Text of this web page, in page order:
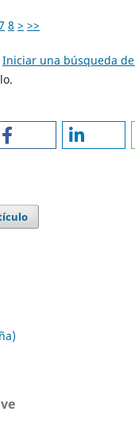
8 > >>
Iniciar una búsqueda